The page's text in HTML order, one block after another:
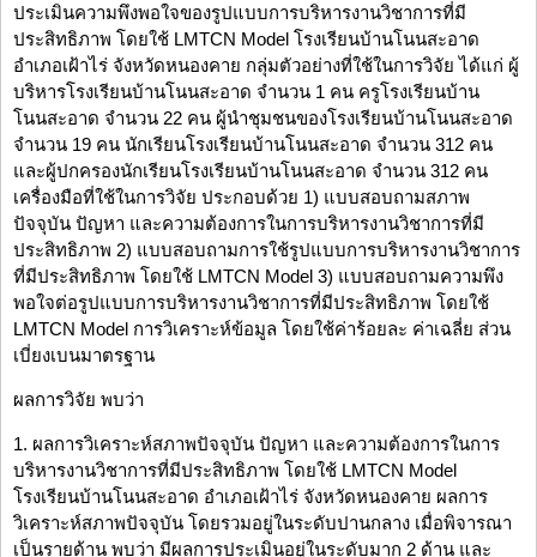
ประเมินความพึงพอใจของรูปแบบการบริหารงานวิชาการที่มี
ประสิทธิภาพ โดยใช้ LMTCN Model โรงเรียนบ้านโนนสะอาด
อำเภอเฝ้าไร่ จังหวัดหนองคาย กลุ่มตัวอย่างที่ใช้ในการวิจัย ได้แก่ ผู้
บริหารโรงเรียนบ้านโนนสะอาด จำนวน 1 คน ครูโรงเรียนบ้าน
โนนสะอาด จำนวน 22 คน ผู้นำชุมชนของโรงเรียนบ้านโนนสะอาด
จำนวน 19 คน นักเรียนโรงเรียนบ้านโนนสะอาด จำนวน 312 คน
และผู้ปกครองนักเรียนโรงเรียนบ้านโนนสะอาด จำนวน 312 คน
เครื่องมือที่ใช้ในการวิจัย ประกอบด้วย 1) แบบสอบถามสภาพ
ปัจจุบัน ปัญหา และความต้องการในการบริหารงานวิชาการที่มี
ประสิทธิภาพ 2) แบบสอบถามการใช้รูปแบบการบริหารงานวิชาการ
ที่มีประสิทธิภาพ โดยใช้ LMTCN Model 3) แบบสอบถามความพึง
พอใจต่อรูปแบบการบริหารงานวิชาการที่มีประสิทธิภาพ โดยใช้
LMTCN Model การวิเคราะห์ข้อมูล โดยใช้ค่าร้อยละ ค่าเฉลี่ย ส่วน
เบี่ยงเบนมาตรฐาน
ผลการวิจัย พบว่า
1. ผลการวิเคราะห์สภาพปัจจุบัน ปัญหา และความต้องการในการ
บริหารงานวิชาการที่มีประสิทธิภาพ โดยใช้ LMTCN Model
โรงเรียนบ้านโนนสะอาด อำเภอเฝ้าไร่ จังหวัดหนองคาย ผลการ
วิเคราะห์สภาพปัจจุบัน โดยรวมอยู่ในระดับปานกลาง เมื่อพิจารณา
เป็นรายด้าน พบว่า มีผลการประเมินอยู่ในระดับมาก 2 ด้าน และ